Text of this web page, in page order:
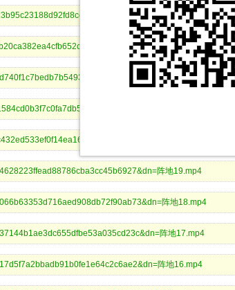
阵地24.mp4
阵地23.mp4
阵地22.mp4
阵地21.mp4
阵地20.mp4
阵地19.mp4
阵地18.mp4
阵地17.mp4
阵地16.mp4